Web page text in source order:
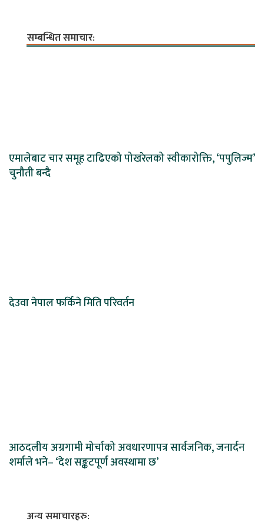
सम्बन्धित समाचार:
एमालेबाट चार समूह टाढिएको पोखरेलको स्वीकारोक्ति, ‘पपुलिज्म’
चुनौती बन्दै
देउवा नेपाल फर्किने मिति परिवर्तन
आठदलीय अग्रगामी मोर्चाको अवधारणापत्र सार्वजनिक, जनार्दन
शर्माले भने– ‘देश सङ्कटपूर्ण अवस्थामा छ’
अन्य समाचारहरु: